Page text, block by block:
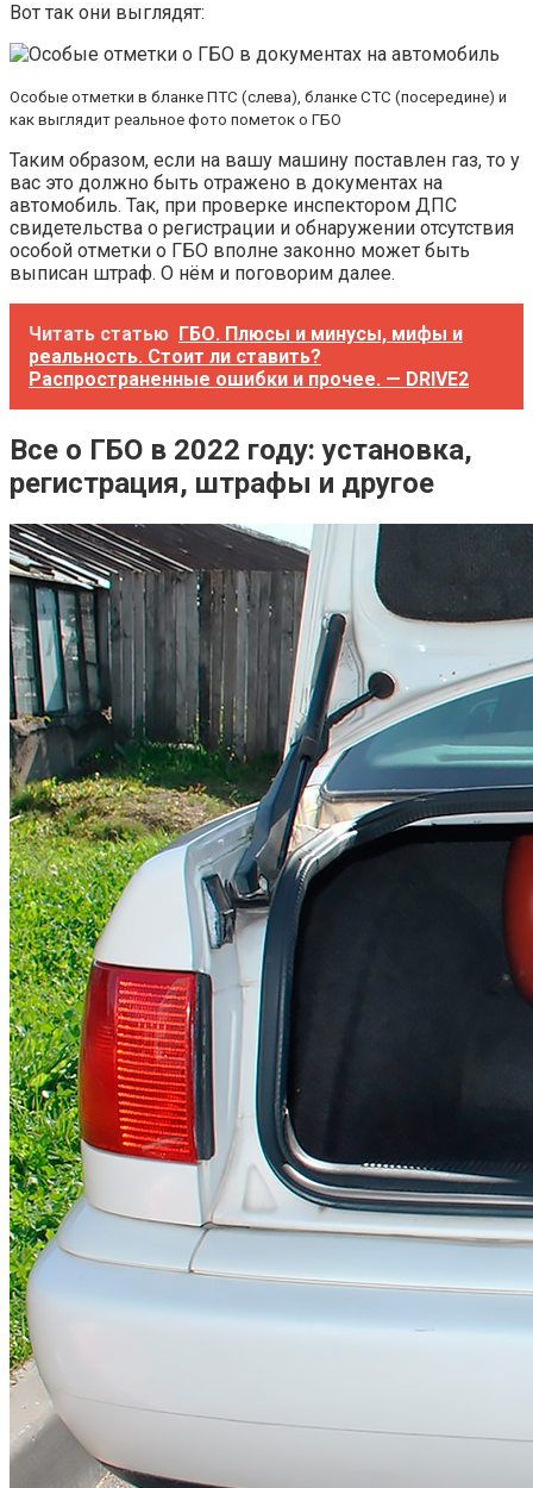
Вот так они выглядят:
Особые отметки в бланке ПТС (слева), бланке СТС (посередине) и
как выглядит реальное фото пометок о ГБО
Таким образом, если на вашу машину поставлен газ, то у
вас это должно быть отражено в документах на
автомобиль. Так, при проверке инспектором ДПС
свидетельства о регистрации и обнаружении отсутствия
особой отметки о ГБО вполне законно может быть
выписан штраф. О нём и поговорим далее.
Читать статью ГБО. Плюсы и минусы, мифы и
реальность. Стоит ли ставить?
Распространенные ошибки и прочее. — DRIVE2
Все о ГБО в 2022 году: установка,
регистрация, штрафы и другое